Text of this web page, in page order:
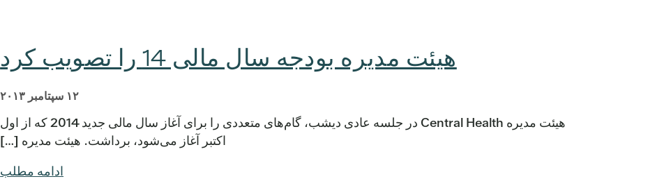
هیئت مدیره بودجه سال مالی 14 را تصویب کرد
۱۲ سپتامبر ۲۰۱۳
هیئت مدیره Central Health در جلسه عادی دیشب، گام‌های متعددی را برای آغاز سال مالی جدید 2014 که از اول
اکتبر آغاز می‌شود، برداشت. هیئت مدیره […]
ادامه مطلب